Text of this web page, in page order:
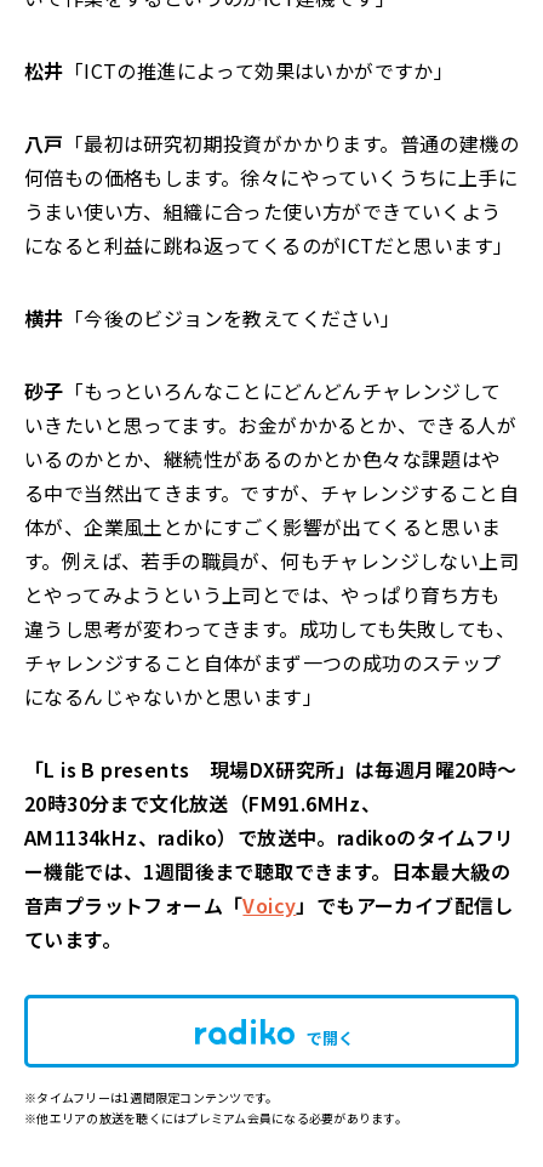
松井 「ICTの推進によって効果はいかがですか」
八戸 「最初は研究初期投資がかかります。普通の建機の
何倍もの価格もします。徐々にやっていくうちに上手に
うまい使い方、組織に合った使い方ができていくよう
になると利益に跳ね返ってくるのがICTだと思います」
横井 「今後のビジョンを教えてください」
砂子 「もっといろんなことにどんどんチャレンジして
いきたいと思ってます。お金がかかるとか、できる人が
いるのかとか、継続性があるのかとか色々な課題はや
る中で当然出てきます。ですが、チャレンジすること自
体が、企業風土とかにすごく影響が出てくると思いま
す。例えば、若手の職員が、何もチャレンジしない上司
とやってみようという上司とでは、やっぱり育ち方も
違うし思考が変わってきます。成功しても失敗しても、
チャレンジすること自体がまず一つの成功のステップ
になるんじゃないかと思います」
「L is B presents 現場DX研究所」は毎週月曜20時～
20時30分まで文化放送（FM91.6MHz、
AM1134kHz、radiko）で放送中。radikoのタイムフリ
ー機能では、1週間後まで聴取できます。日本最大級の
音声プラットフォーム「Voicy」でもアーカイブ配信し
ています。
で開く
※タイムフリーは1週間限定コンテンツです。
※他エリアの放送を聴くにはプレミアム会員になる必要があります。